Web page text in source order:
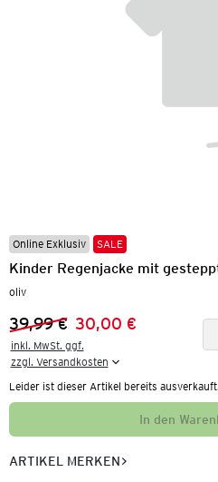
Online Exklusiv SALE
Kinder Regenjacke mit
oliv
Vorheriger Preis:
39,99 €
Neuer Preis:30,00 €
inkl. MwSt. ggf.
zzgl. Versandkosten
Leider ist dieser Artikel bereits ausverkauft.
In den
ARTIKEL MERKEN